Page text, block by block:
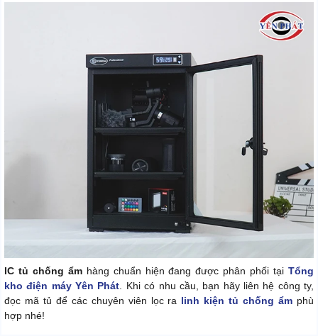
IC tủ chống ẩmhàng chuẩn hiện đang được phân phối tại Tổng
kho điện máy Yên Phát . Khi có nhu cầu, bạn hãy liên hệ công ty,
đọc mã tủ để các chuyên viên lọc ra linh kiện tủ chống ẩm phù
hợp nhé!